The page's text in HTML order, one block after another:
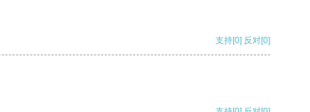
支持[0] 反对[0]